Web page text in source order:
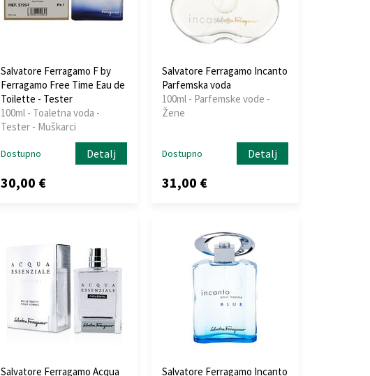
Salvatore Ferragamo F by
Ferragamo Free Time Eau de
Toilette - Tester
100ml - Toaletna voda -
Tester - Muškarci
Dostupno Detalj
30,00 €
Salvatore Ferragamo Incanto
Parfemska voda
100ml - Parfemske vode -
Žene
Dostupno Detalj
31,00 €
Salvatore Ferragamo Acqua Salvatore Ferragamo Incanto